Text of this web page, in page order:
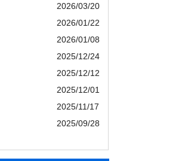
2026/03/20
2026/01/22
2026/01/08
2025/12/24
2025/12/12
2025/12/01
2025/11/17
2025/09/28